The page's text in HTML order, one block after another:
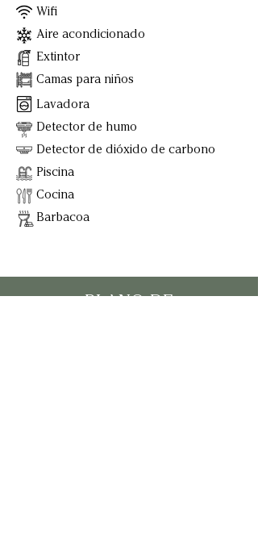
Wifi
Aire acondicionado
Extintor
Camas para niños
Lavadora
Detector de humo
Detector de dióxido de carbono
Piscina
Cocina
Barbacoa
PLANO DE